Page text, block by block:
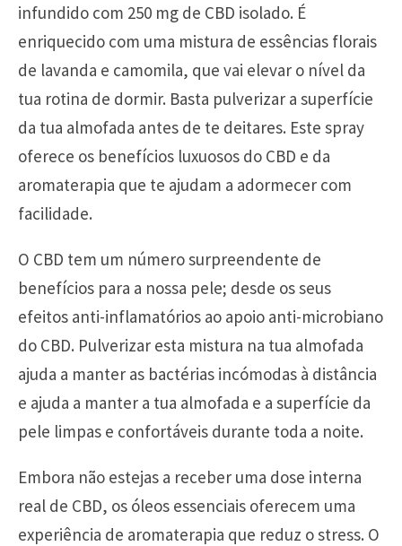
infundido com 250 mg de CBD isolado. É
enriquecido com uma mistura de essências florais
de lavanda e camomila, que vai elevar o nível da
tua rotina de dormir. Basta pulverizar a superfície
da tua almofada antes de te deitares. Este spray
oferece os benefícios luxuosos do CBD e da
aromaterapia que te ajudam a adormecer com
facilidade.
O CBD tem um número surpreendente de
benefícios para a nossa pele; desde os seus
efeitos anti-inflamatórios ao apoio anti-microbiano
do CBD. Pulverizar esta mistura na tua almofada
ajuda a manter as bactérias incómodas à distância
e ajuda a manter a tua almofada e a superfície da
pele limpas e confortáveis durante toda a noite.
Embora não estejas a receber uma dose interna
real de CBD, os óleos essenciais oferecem uma
experiência de aromaterapia que reduz o stress. O